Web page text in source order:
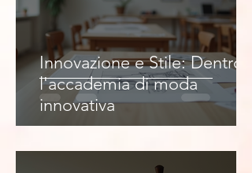
Innovazione e Stile: Dentro
l'accademia di moda
innovativa